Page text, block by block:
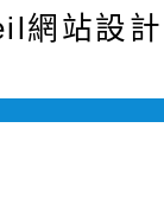
網站設